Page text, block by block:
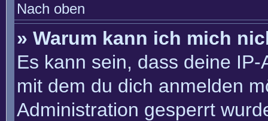
Nach oben
» Warum kann ich mich
Es kann sein, dass deine
mit dem du dich anmelden
Administration gesperrt